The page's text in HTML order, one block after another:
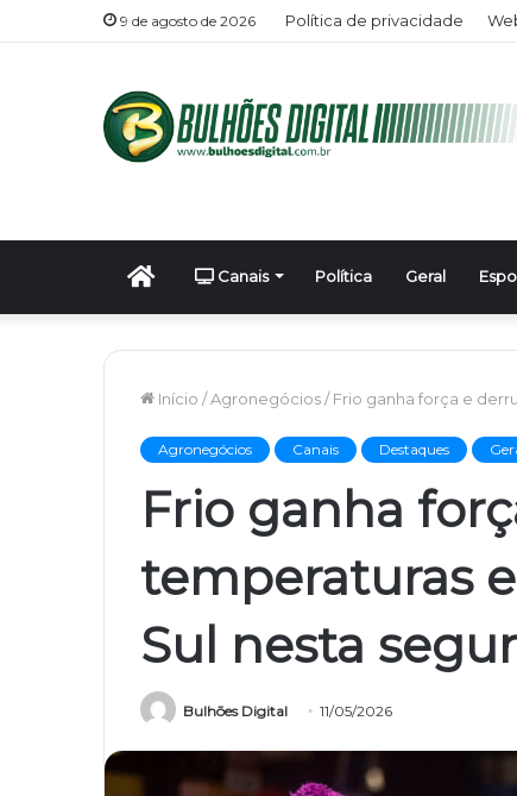
9 de agosto de 2026 Política de privacidade
Início Canais Política Geral
Início /Agronegócios/ Frio ganha força e
Agronegócios Canais Destaques
Frio ganha
temperaturas
Sul nesta
Bulhões Digital 11/05/2026